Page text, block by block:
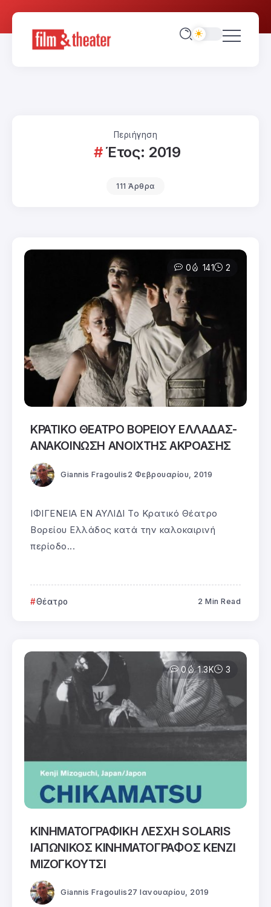
Περιήγηση
Έτος: 2019
111 Άρθρα
0 141 2
ΚΡΑΤΙΚΟ ΘΕΑΤΡΟ ΒΟΡΕΙΟΥ ΕΛΛΑΔΑΣ-
ΑΝΑΚΟΙΝΩΣΗ ΑΝΟΙΧΤΗΣ ΑΚΡΟΑΣΗΣ
Giannis Fragoulis 2 Φεβρουαρίου, 2019
ΙΦΙΓΕΝΕΙΑ ΕΝ ΑΥΛΙΔΙ Το Κρατικό Θέατρο
Βορείου Ελλάδος κατά την καλοκαιρινή
περίοδο...
Θέατρο 2 Min Read
0 1.3K 3
ΚΙΝΗΜΑΤΟΓΡΑΦΙΚΗ ΛΕΣΧΗ SOLARIS
ΙΑΠΩΝΙΚΟΣ ΚΙΝΗΜΑΤΟΓΡΑΦΟΣ ΚΕΝΖΙ
ΜΙΖΟΓΚΟΥΤΣΙ
Giannis Fragoulis 27 Ιανουαρίου, 2019